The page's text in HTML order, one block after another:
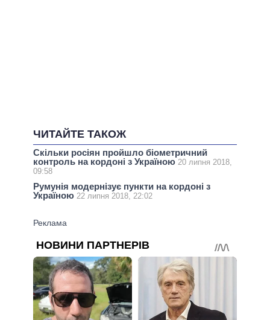
ЧИТАЙТЕ ТАКОЖ
Скільки росіян пройшло біометричний
контроль на кордоні з Україною 20 липня 2018,
09:58
Румунія модернізує пункти на кордоні з
Україною 22 липня 2018, 22:02